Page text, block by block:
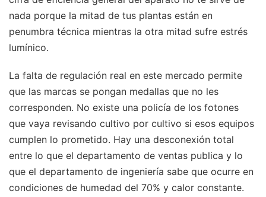
nada porque la mitad de tus plantas están en
penumbra técnica mientras la otra mitad sufre estrés
lumínico.
La falta de regulación real en este mercado permite
que las marcas se pongan medallas que no les
corresponden. No existe una policía de los fotones
que vaya revisando cultivo por cultivo si esos equipos
cumplen lo prometido. Hay una desconexión total
entre lo que el departamento de ventas publica y lo
que el departamento de ingeniería sabe que ocurre en
condiciones de humedad del 70% y calor constante.